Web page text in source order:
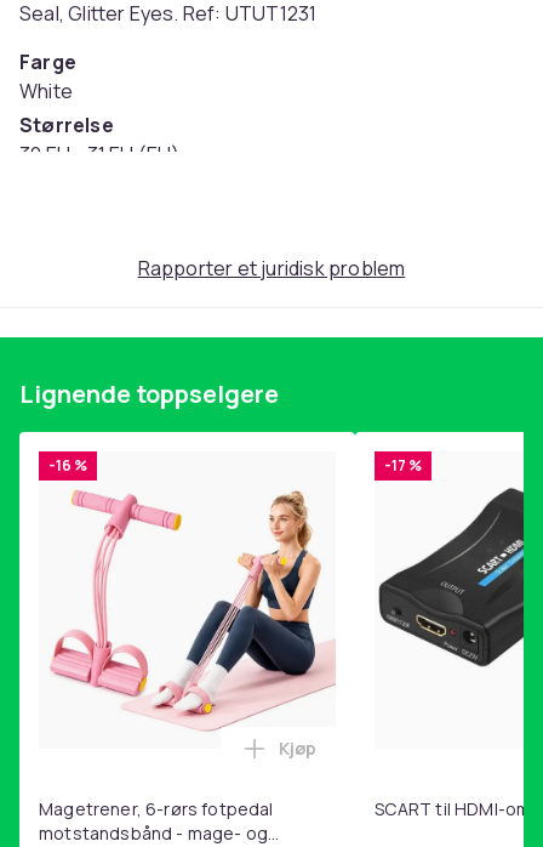
Seal, Glitter Eyes. Ref: UTUT1231
Farge
White
Størrelse
30 EU - 31 EU (EU)
Produktsikkerhetsinformasjon
Rapporter et juridisk problem
Lignende toppselgere
-16 %
Magetrener, 6-rørs fotpedal
motstandsbånd - mage- og
Legg Magetrener, 6-rørs
Kjøp
-17 %
SCART til HDMI-